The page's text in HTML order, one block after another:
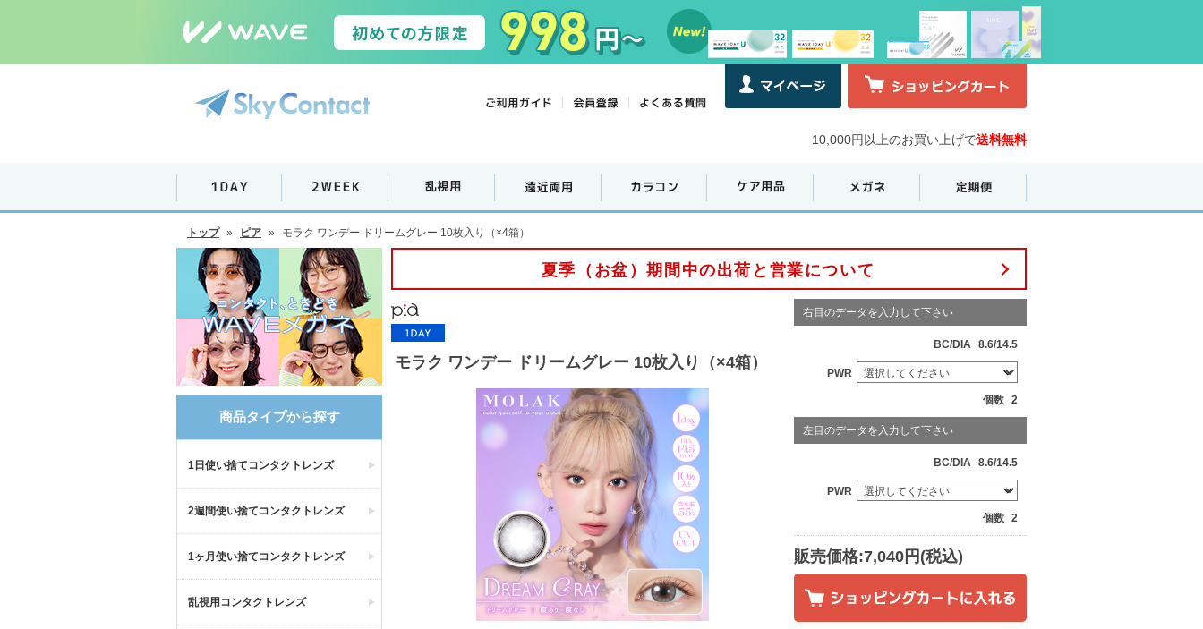
10,000円以上のお買い上げで送料無料
トップ » ピア » モラク ワンデー ドリームグレー 10枚入り（×4箱）
商品タイプから探す
1日使い捨てコンタクトレンズ
2週間使い捨てコンタクトレンズ
1ヶ月使い捨てコンタクトレンズ
乱視用コンタクトレンズ
夏季（お盆）期間中の出荷と営業について
モラク ワンデー ドリームグレー 10枚入り（×4箱）
右目のデータを入力して下さい
BC/DIA 8.6/14.5
PWR
個数 2
左目のデータを入力して下さい
BC/DIA 8.6/14.5
PWR
個数 2
販売価格:7,040円(税込)